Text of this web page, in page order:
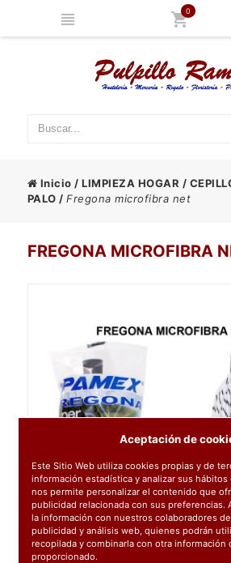
0
Inicio /LIMPIEZA HOGAR /
PALO /Fregona microfibra net
FREGONA MICROFIBRA
Aceptación de
Este Sitio Web utiliza cookies propias y de
información estadística y analizar sus
nos permite personalizar el contenido que
publicidad relacionada con sus preferencias.
la información con nuestros colaboradores
publicidad y análisis web, quienes podrán
recopilada y combinarla con otra información
proporcionado.